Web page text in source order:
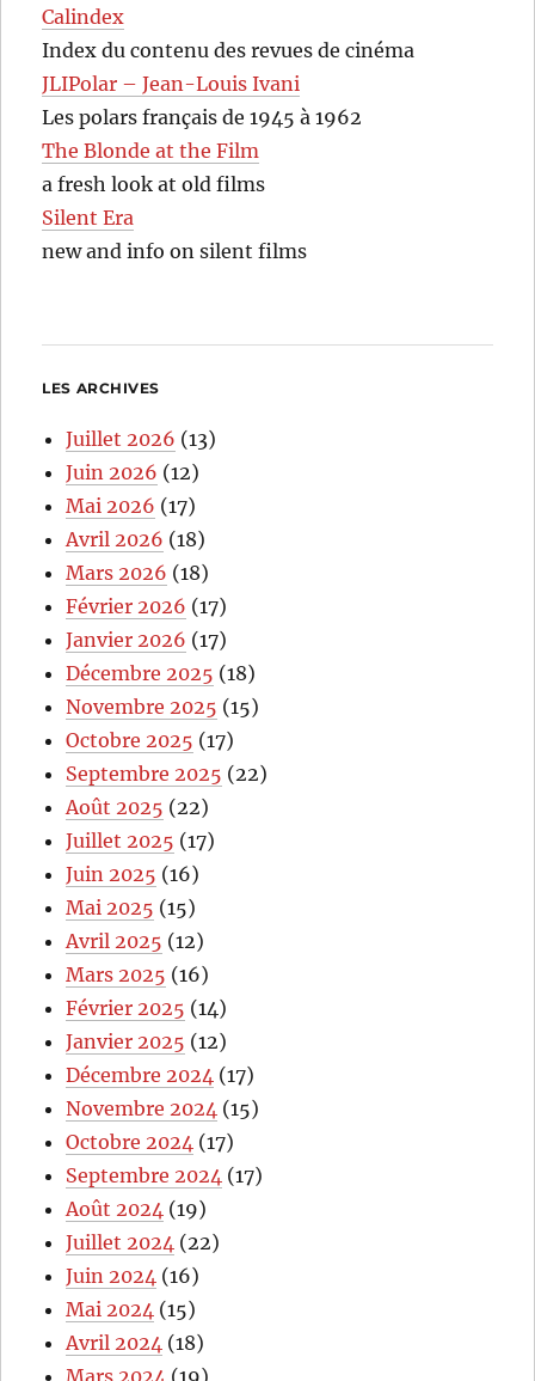
Calindex
Index du contenu des revues de cinéma
JLIPolar – Jean-Louis Ivani
Les polars français de 1945 à 1962
The Blonde at the Film
a fresh look at old films
Silent Era
new and info on silent films
LES ARCHIVES
Juillet 2026 (13)
Juin 2026 (12)
Mai 2026 (17)
Avril 2026 (18)
Mars 2026 (18)
Février 2026 (17)
Janvier 2026 (17)
Décembre 2025 (18)
Novembre 2025 (15)
Octobre 2025 (17)
Septembre 2025 (22)
Août 2025 (22)
Juillet 2025 (17)
Juin 2025 (16)
Mai 2025 (15)
Avril 2025 (12)
Mars 2025 (16)
Février 2025 (14)
Janvier 2025 (12)
Décembre 2024 (17)
Novembre 2024 (15)
Octobre 2024 (17)
Septembre 2024 (17)
Août 2024 (19)
Juillet 2024 (22)
Juin 2024 (16)
Mai 2024 (15)
Avril 2024 (18)
Mars 2024 (19)